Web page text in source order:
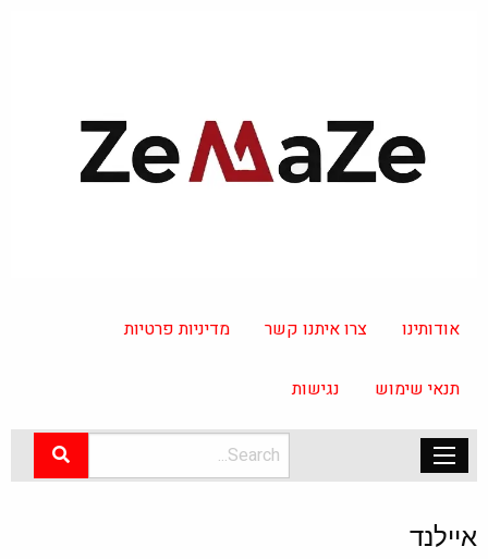
אודותינו צרו איתנו קשר מדיניות פרטיות
תנאי שימוש נגישות
איילנד